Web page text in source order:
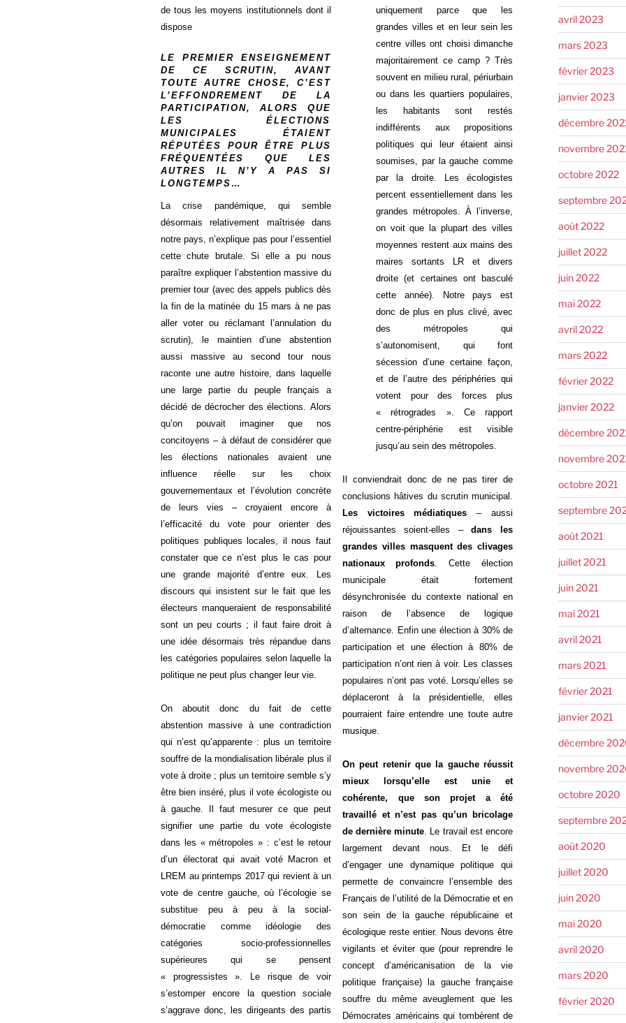
de tous les moyens institutionnels dont il
dispose
LE PREMIER ENSEIGNEMENT
DE CE SCRUTIN, AVANT
TOUTE AUTRE CHOSE, C’EST
L’EFFONDREMENT DE LA
PARTICIPATION, ALORS QUE
LES ÉLECTIONS
MUNICIPALES ÉTAIENT
RÉPUTÉES POUR ÊTRE PLUS
FRÉQUENTÉES QUE LES
AUTRES IL N’Y A PAS SI
LONGTEMPS…
La crise pandémique, qui semble
désormais relativement maîtrisée dans
notre pays, n’explique pas pour l’essentiel
cette chute brutale. Si elle a pu nous
paraître expliquer l’abstention massive du
premier tour (avec des appels publics dès
la fin de la matinée du 15 mars à ne pas
aller voter ou réclamant l’annulation du
scrutin), le maintien d’une abstention
aussi massive au second tour nous
raconte une autre histoire, dans laquelle
une large partie du peuple français a
décidé de décrocher des élections. Alors
qu’on pouvait imaginer que nos
concitoyens – à défaut de considérer que
les élections nationales avaient une
influence réelle sur les choix
gouvernementaux et l’évolution concrète
de leurs vies – croyaient encore à
l’efficacité du vote pour orienter des
politiques publiques locales, il nous faut
constater que ce n’est plus le cas pour
une grande majorité d’entre eux. Les
discours qui insistent sur le fait que les
électeurs manqueraient de responsabilité
sont un peu courts ; il faut faire droit à
une idée désormais très répandue dans
les catégories populaires selon laquelle la
politique ne peut plus changer leur vie.
On aboutit donc du fait de cette
abstention massive à une contradiction
qui n’est qu’apparente : plus un territoire
souffre de la mondialisation libérale plus il
vote à droite ; plus un territoire semble s’y
être bien inséré, plus il vote écologiste ou
à gauche. Il faut mesurer ce que peut
signifier une partie du vote écologiste
dans les « métropoles » : c’est le retour
d’un électorat qui avait voté Macron et
LREM au printemps 2017 qui revient à un
vote de centre gauche, où l’écologie se
substitue peu à peu à la social-
démocratie comme idéologie des
catégories socio-professionnelles
supérieures qui se pensent
« progressistes ». Le risque de voir
s’estomper encore la question sociale
s’aggrave donc, les dirigeants des partis
uniquement parce que les
grandes villes et en leur sein les
centre villes ont choisi dimanche
majoritairement ce camp ? Très
souvent en milieu rural, périurbain
ou dans les quartiers populaires,
les habitants sont restés
indifférents aux propositions
politiques qui leur étaient ainsi
soumises, par la gauche comme
par la droite. Les écologistes
percent essentiellement dans les
grandes métropoles. À l’inverse,
on voit que la plupart des villes
moyennes restent aux mains des
maires sortants LR et divers
droite (et certaines ont basculé
cette année). Notre pays est
donc de plus en plus clivé, avec
des métropoles qui
s’autonomisent, qui font
sécession d’une certaine façon,
et de l’autre des périphéries qui
votent pour des forces plus
« rétrogrades ». Ce rapport
centre-périphérie est visible
jusqu’au sein des métropoles.
Il conviendrait donc de ne pas tirer de
conclusions hâtives du scrutin municipal.
Les victoires médiatiques – aussi
réjouissantes soient-elles –dans les
grandes villes masquent des clivages
nationaux profonds. Cette élection
municipale était fortement
désynchronisée du contexte national en
raison de l’absence de logique
d’alternance. Enfin une élection à 30% de
participation et une élection à 80% de
participation n’ont rien à voir. Les classes
populaires n’ont pas voté. Lorsqu’elles se
déplaceront à la présidentielle, elles
pourraient faire entendre une toute autre
musique.
On peut retenir que la gauche réussit
mieux lorsqu’elle est unie et
cohérente, que son projet a été
travaillé et n’est pas qu’un bricolage
de dernière minute. Le travail est encore
largement devant nous. Et le défi
d’engager une dynamique politique qui
permette de convaincre l’ensemble des
Français de l’utilité de la Démocratie et en
son sein de la gauche républicaine et
écologique reste entier. Nous devons être
vigilants et éviter que (pour reprendre le
concept d’américanisation de la vie
politique française) la gauche française
souffre du même aveuglement que les
Démocrates américains qui tombèrent de
avril 2023
mars 2023
février 2023
janvier 2023
décembre
novembre
octobre 2022
septembre
août 2022
juillet 2022
juin 2022
mai 2022
avril 2022
mars 2022
février 2022
janvier 2022
décembre
novembre
octobre 2021
septembre
août 2021
juillet 2021
juin 2021
mai 2021
avril 2021
mars 2021
février 2021
janvier 2021
décembre
novembre
octobre 2020
septembre
août 2020
juillet 2020
juin 2020
mai 2020
avril 2020
mars 2020
février 2020